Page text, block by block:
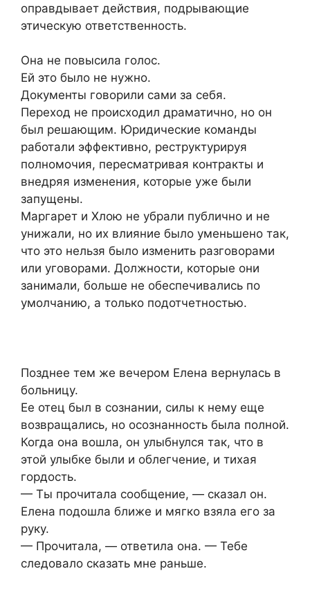
оправдывает действия, подрывающие
этическую ответственность.
Она не повысила голос.
Ей это было не нужно.
Документы говорили сами за себя.
Переход не происходил драматично, но он
был решающим. Юридические команды
работали эффективно, реструктурируя
полномочия, пересматривая контракты и
внедряя изменения, которые уже были
запущены.
Маргарет и Хлою не убрали публично и не
унижали, но их влияние было уменьшено так,
что это нельзя было изменить разговорами
или уговорами. Должности, которые они
занимали, больше не обеспечивались по
умолчанию, а только подотчетностью.
Позднее тем же вечером Елена вернулась в
больницу.
Ее отец был в сознании, силы к нему еще
возвращались, но осознанность была полной.
Когда она вошла, он улыбнулся так, что в
этой улыбке были и облегчение, и тихая
гордость.
— Ты прочитала сообщение, — сказал он.
Елена подошла ближе и мягко взяла его за
руку.
— Прочитала, — ответила она. — Тебе
следовало сказать мне раньше.